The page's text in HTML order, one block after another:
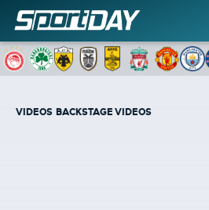
VIDEOS BACKSTAGE VIDEOS